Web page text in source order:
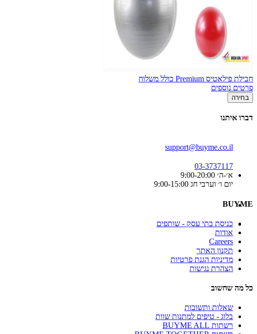
חבילת פילאטיס Premium כולל משלוח
פרטים נוספים
בחירה
דברו איתנו
support@buyme.co.il
03-3737117
א׳-ה׳ 9:00-20:00
יום ו׳ וערבי חג 9:00-15:00
BUYME
כניסת בתי עסק - שותפים
אודות
Careers
תקנון האתר
מדיניות הגנת פרטיות
הצהרת נגישות
כל מה שחשוב
שאלות ותשובות
בלוג - טיפים למתנות שוות
רשתות BUYME ALL